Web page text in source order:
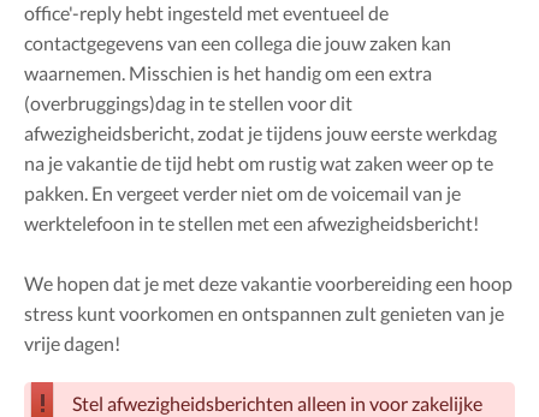
office'-reply hebt ingesteld met eventueel de
contactgegevens van een collega die jouw zaken kan
waarnemen. Misschien is het handig om een extra
(overbruggings)dag in te stellen voor dit
afwezigheidsbericht, zodat je tijdens jouw eerste werkdag
na je vakantie de tijd hebt om rustig wat zaken weer op te
pakken. En vergeet verder niet om de voicemail van je
werktelefoon in te stellen met een afwezigheidsbericht!
We hopen dat je met deze vakantie voorbereiding een hoop
stress kunt voorkomen en ontspannen zult genieten van je
vrije dagen!
Stel afwezigheidsberichten alleen in voor zakelijke